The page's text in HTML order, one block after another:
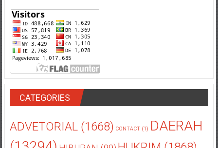
CATEGORIES
ADVETORIAL(1668) CONTACT(1) DAERAH